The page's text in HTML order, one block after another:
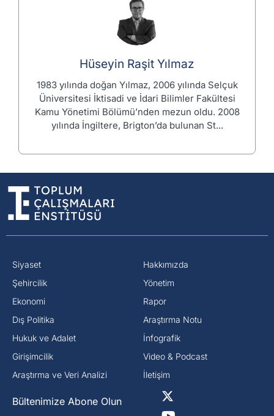
Hüseyin Raşit Yılmaz
1983 yılında doğan Yılmaz, 2006 yılında Selçuk
Üniversitesi İktisadi ve İdari Bilimler Fakültesi
Kamu Yönetimi Bölümü’nden mezun oldu. 2008
yılında İngiltere, Brigton’da bulunan St...
Siyaset
⁠Şehircilik
Ekonomi
Dış Politika
⁠Hukuk ve Adalet
Girişimcilik
Araştırma ve Veri Analizi
Hakkımızda
Yönetim
Rapor
Araştırma Notu
İnfografik
Video & Podcast
İletişim
Bültenimize Abone Olun